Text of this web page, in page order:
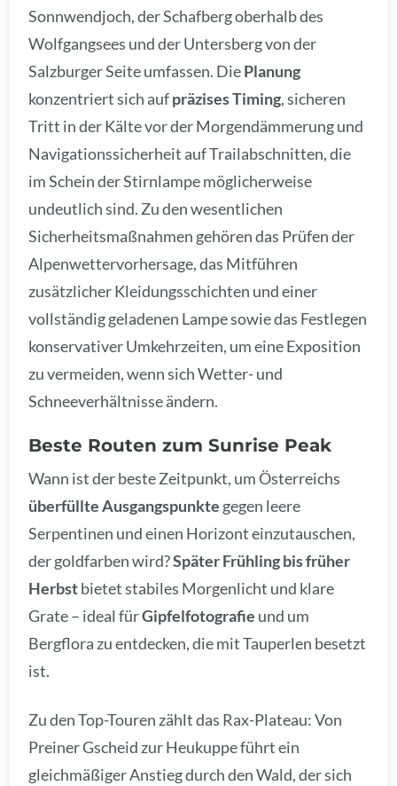
Sonnwendjoch, der Schafberg oberhalb des
Wolfgangsees und der Untersberg von der
Salzburger Seite umfassen. DiePlanung
konzentriert sich aufpräzises Timing, sicheren
Tritt in der Kälte vor der Morgendämmerung und
Navigationssicherheit auf Trailabschnitten, die
im Schein der Stirnlampe möglicherweise
undeutlich sind. Zu den wesentlichen
Sicherheitsmaßnahmen gehören das Prüfen der
Alpenwettervorhersage, das Mitführen
zusätzlicher Kleidungsschichten und einer
vollständig geladenen Lampe sowie das Festlegen
konservativer Umkehrzeiten, um eine Exposition
zu vermeiden, wenn sich Wetter- und
Schneeverhältnisse ändern.
Beste Routen zum Sunrise Peak
Wann ist der beste Zeitpunkt, um Österreichs
überfüllte Ausgangspunkte gegen leere
Serpentinen und einen Horizont einzutauschen,
der goldfarben wird?Später Frühling bis früher
Herbstbietet stabiles Morgenlicht und klare
Grate – ideal fürGipfelfotografie und um
Bergflora zu entdecken, die mit Tauperlen besetzt
ist.
Zu den Top-Touren zählt das Rax-Plateau: Von
Preiner Gscheid zur Heukuppe führt ein
gleichmäßiger Anstieg durch den Wald, der sich